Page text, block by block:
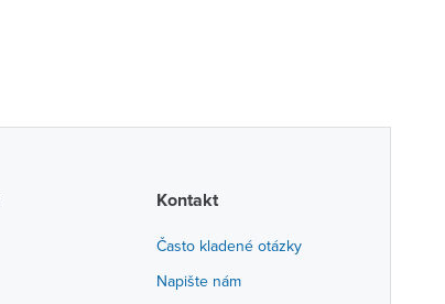
Kontakt
Často kladené otázky
Napište nám